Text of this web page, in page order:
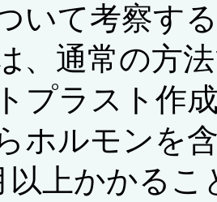
いて考察す
、通常の方
プラスト作
ホルモンを
以上かかる